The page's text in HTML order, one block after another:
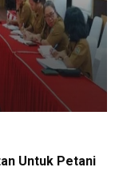
Untuk Petani